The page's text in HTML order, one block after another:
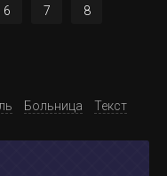
6 7 8
Больница Текст